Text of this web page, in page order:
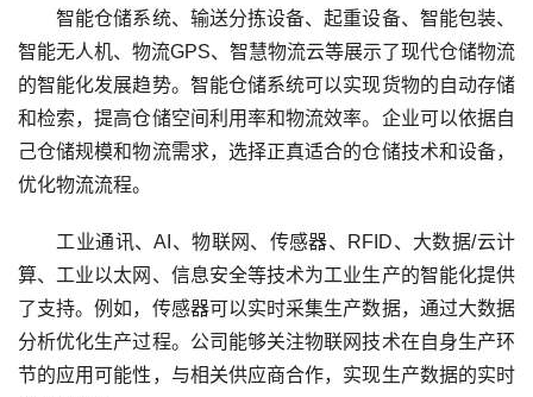
智能仓储系统、输送分拣设备、起重设备、智能包装、
智能无人机、物流GPS、智慧物流云等展示了现代仓储物流
的智能化发展趋势。智能仓储系统可以实现货物的自动存储
和检索，提高仓储空间利用率和物流效率。企业可以依据自
己仓储规模和物流需求，选择正真适合的仓储技术和设备，
优化物流流程。
工业通讯、AI、物联网、传感器、RFID、大数据/云计
算、工业以太网、信息安全等技术为工业生产的智能化提供
了支持。例如，传感器可以实时采集生产数据，通过大数据
分析优化生产过程。公司能够关注物联网技术在自身生产环
节的应用可能性，与相关供应商合作，实现生产数据的实时